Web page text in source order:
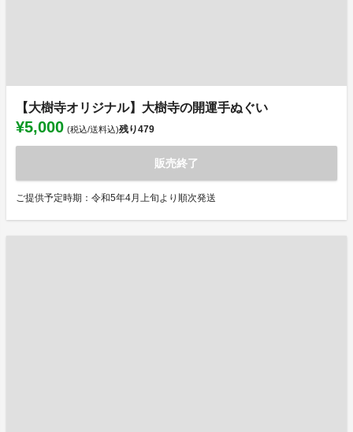
【大樹寺オリジナル】大樹寺の開運手ぬぐい
¥5,000 (税込/送料込)残り479
販売終了
ご提供予定時期：令和5年4月上旬より順次発送